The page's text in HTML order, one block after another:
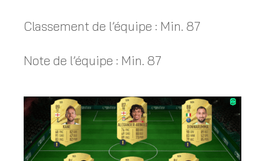
Classement de l’équipe : Min. 87
Note de l’équipe : Min. 87